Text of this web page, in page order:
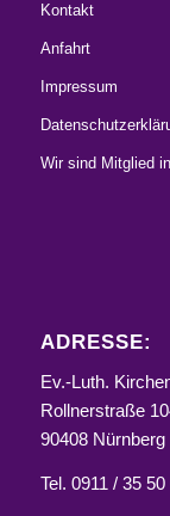
Kontakt
Anfahrt
Impressum
Wir sind Mitglied
ADRESSE:
Ev.-Luth.
Rollnerstraße
90408 Nürnberg
Tel. 0911 / 35 50